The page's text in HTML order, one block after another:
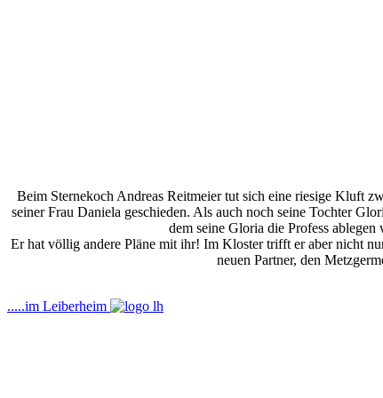
Beim Sternekoch Andreas Reitmeier tut sich eine riesige Kluft
seiner Frau Daniela geschieden. Als auch noch seine Tochter
dem seine Gloria die Profess
Er hat völlig andere Pläne mit ihr! Im Kloster trifft er aber nicht
neuen Partner, den
.....im Leiberheim